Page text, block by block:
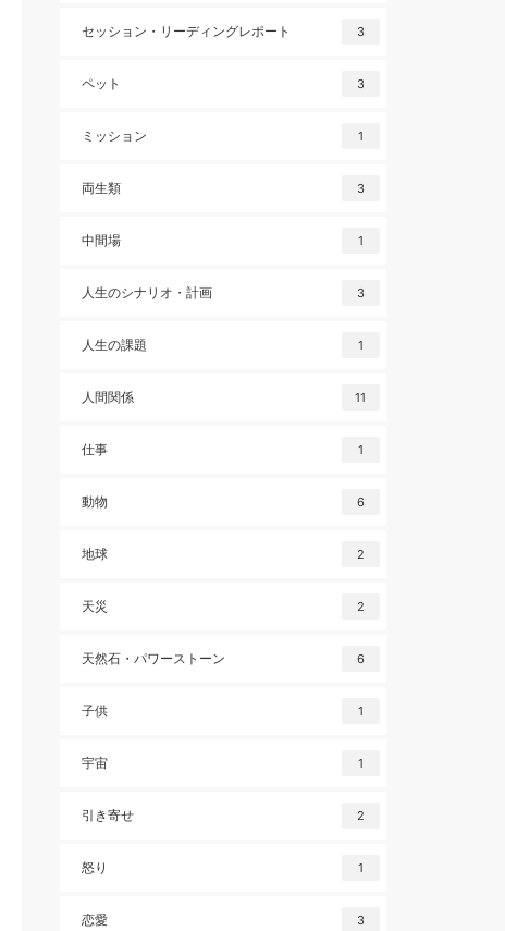
セッション・リーディングレポート 3
ペット 3
ミッション 1
両生類 3
中間場 1
人生のシナリオ・計画 3
人生の課題 1
人間関係 11
仕事 1
動物 6
地球 2
天災 2
天然石・パワーストーン 6
子供 1
宇宙 1
引き寄せ 2
怒り 1
恋愛 3